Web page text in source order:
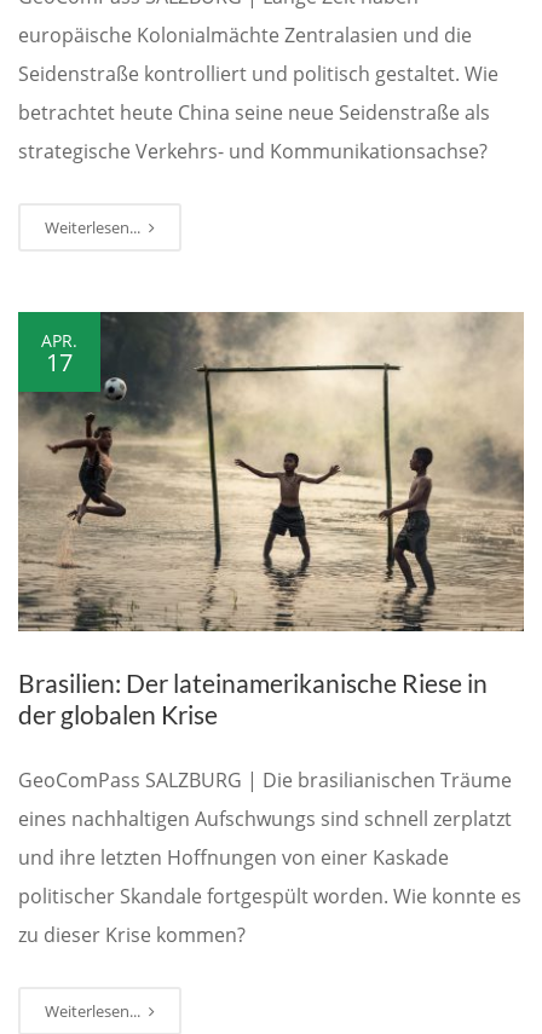
europäische Kolonialmächte Zentralasien und die
Seidenstraße kontrolliert und politisch gestaltet. Wie
betrachtet heute China seine neue Seidenstraße als
strategische Verkehrs- und Kommunikationsachse?
Weiterlesen...
APR.
17
Brasilien: Der lateinamerikanische Riese in
der globalen Krise
GeoComPass SALZBURG | Die brasilianischen Träume
eines nachhaltigen Aufschwungs sind schnell zerplatzt
und ihre letzten Hoffnungen von einer Kaskade
politischer Skandale fortgespült worden. Wie konnte es
zu dieser Krise kommen?
Weiterlesen...